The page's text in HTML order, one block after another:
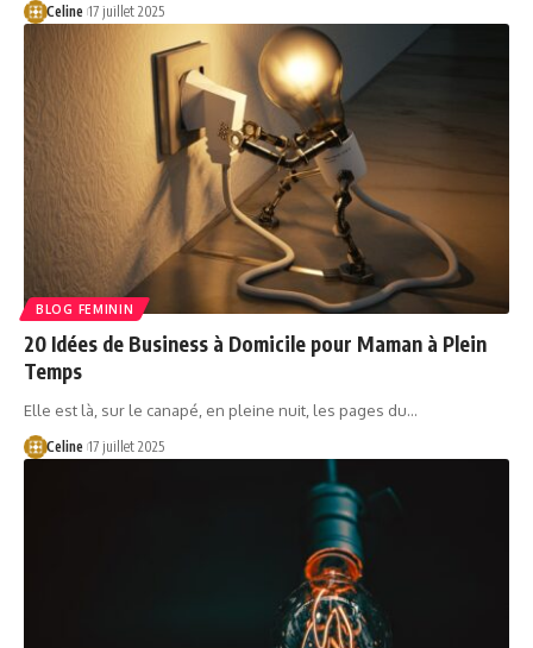
Celine 17 juillet 2025
BLOG FEMININ
20 Idées de Business à Domicile pour Maman à Plein
Temps
Elle est là, sur le canapé, en pleine nuit, les pages du…
Celine 17 juillet 2025